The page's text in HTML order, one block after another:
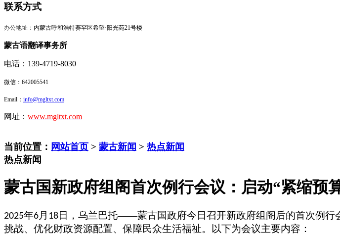
联系方式
办公地址： 内蒙古呼和浩特赛罕区希望·阳光苑21号楼
蒙古语翻译事务所
电话：139-4719-8030
微信： 642005541
Email： info@mgltxt.com
网址： www.mgltxt.com
当前位置： 网站首页 > 蒙古新闻 > 热点新闻
热点新闻
蒙古国新政府组阁首次例行会议：启动“紧缩预
2025年6月 18 日，乌兰巴托——蒙古国政府今日召开新政府组阁后的首次例行
挑战、优化财政资源配置、保障民众生活福祉。以下为会议主要内容：